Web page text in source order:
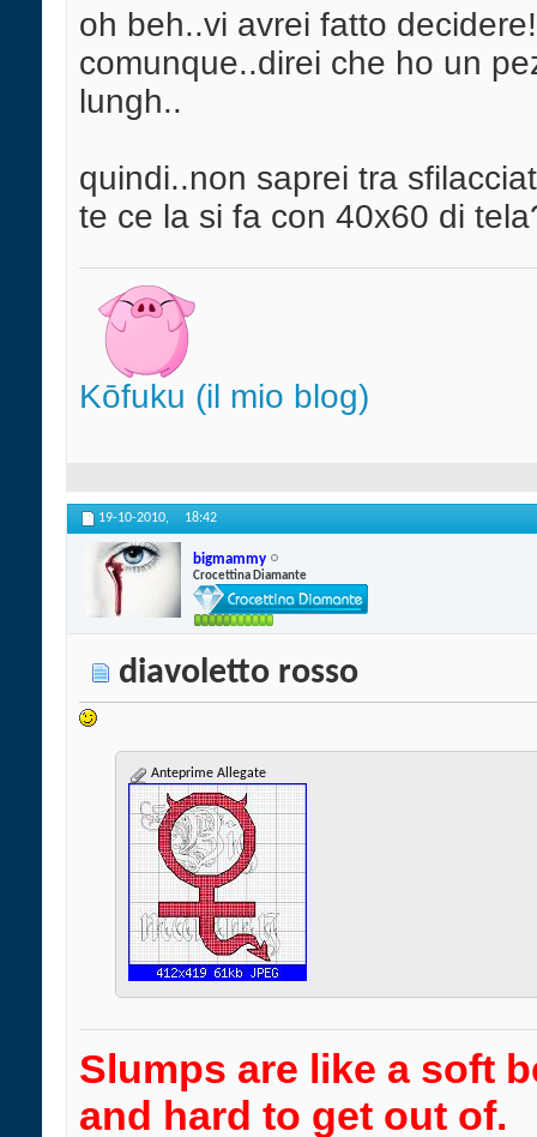
oh beh..vi avrei fatto
comunque..direi che ho un
lungh..
quindi..non saprei tra
te ce la si fa con 40x60 di
Kōfuku (il mio blog)
19-10-2010, 18:42
bigmammy
Crocettina Diamante
diavoletto rosso
Anteprime Allegate
Slumps are like a soft
and hard to get out of.